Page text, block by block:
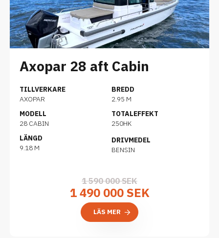
Axopar 28 aft Cabin
TILLVERKARE
AXOPAR
MODELL
28 CABIN
LÄNGD
9.18 M
BREDD
2.95 M
TOTALEFFEKT
250HK
DRIVMEDEL
BENSIN
1 590 000 SEK
1 490 000 SEK
LÄS MER